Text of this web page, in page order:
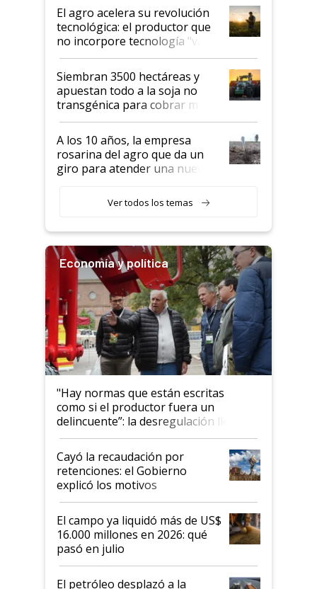
El agro acelera su revolución
tecnológica: el productor que
no incorpore tecnología "va a
perder el tren"
Siembran 3500 hectáreas y
apuestan todo a la soja no
transgénica para cobrar más
por tonelada: compraron un
semillero
A los 10 años, la empresa
rosarina del agro que da un
giro para atender una nueva
Ver todos los temas
Economía y política
"Hay normas que están escritas
como si el productor fuera un
delincuente”: la desregulación llegó
al Congreso Aapresid y hasta se
habló del financiamiento al IPCVA
Cayó la recaudación por
retenciones: el Gobierno
explicó los motivos
El campo ya liquidó más de US$
16.000 millones en 2026: qué
pasó en julio
El petróleo desplazó a la